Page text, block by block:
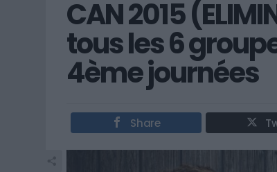
CAN 2015
tous les 6
4ème journées
Share